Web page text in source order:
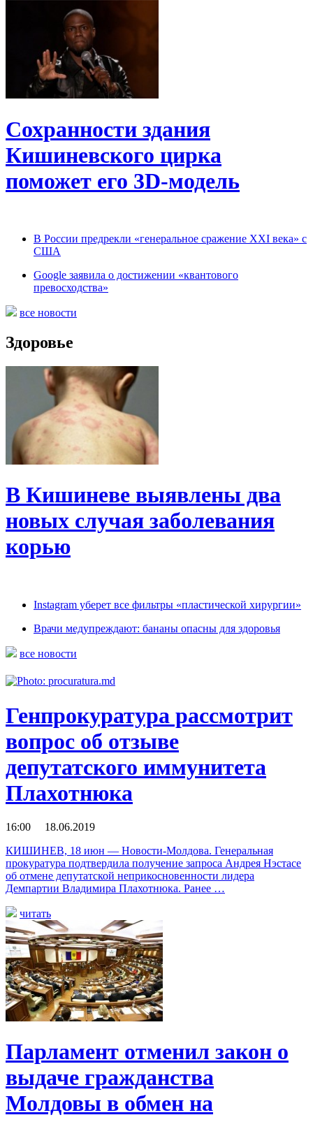
Сохранности здания
Кишиневского цирка
поможет его 3D-модель
В России предрекли «генеральное сражение XXI века» с
США
Google заявила о достижении «квантового
превосходства»
все новости
Здоровье
В Кишиневе выявлены два
новых случая заболевания
корью
Instagram уберет все фильтры «пластической хирургии»
Врачи медупреждают: бананы опасны для здоровья
все новости
Генпрокуратура рассмотрит
вопрос об отзыве
депутатского иммунитета
Плахотнюка
16:00 18.06.2019
КИШИНЕВ, 18 июн — Новости-Молдова. Генеральная
прокуратура подтвердила получение запроса Андрея Нэстасе
об отмене депутатской неприкосновенности лидера
Демпартии Владимира Плахотнюка. Ранее …
читать
Парламент отменил закон о
выдаче гражданства
Молдовы в обмен на